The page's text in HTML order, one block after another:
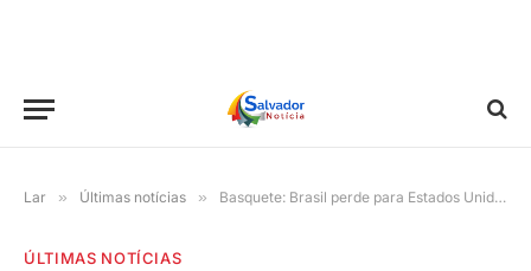
Lar » Últimas notícias » Basquete: Brasil perde para Estados Unidos na Americup
ÚLTIMAS NOTÍCIAS